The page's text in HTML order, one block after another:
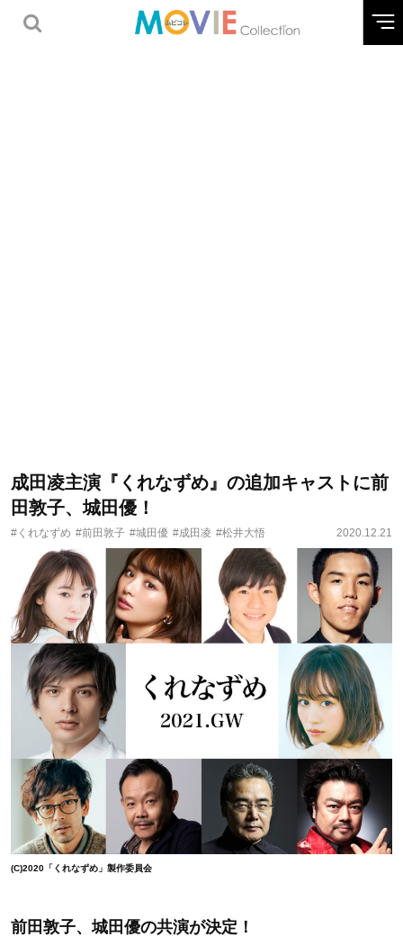
成田凌主演『くれなずめ』の追加キャストに前
田敦子、城田優！
#くれなずめ #前田敦子 #城田優 #成田凌 #松井大悟 2020.12.21
(C)2020「くれなずめ」製作委員会
前田敦子、城田優の共演が決定！